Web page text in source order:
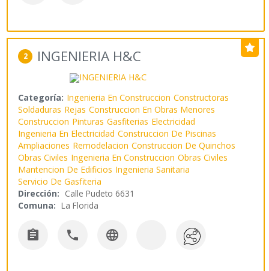
2 INGENIERIA H&C
Categoría: Ingenieria En Construccion Constructoras
Soldaduras Rejas Construccion En Obras Menores
Construccion Pinturas Gasfiterias Electricidad
Ingenieria En Electricidad Construccion De Piscinas
Ampliaciones Remodelacion Construccion De Quinchos
Obras Civiles Ingenieria En Construccion Obras Civiles
Mantencion De Edificios Ingenieria Sanitaria
Servicio De Gasfiteria
Dirección: Calle Pudeto 6631
Comuna: La Florida
  